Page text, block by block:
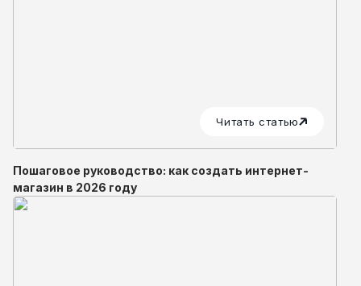
Читать статью
Пошаговое руководство: как создать интернет-
магазин в 2026 году